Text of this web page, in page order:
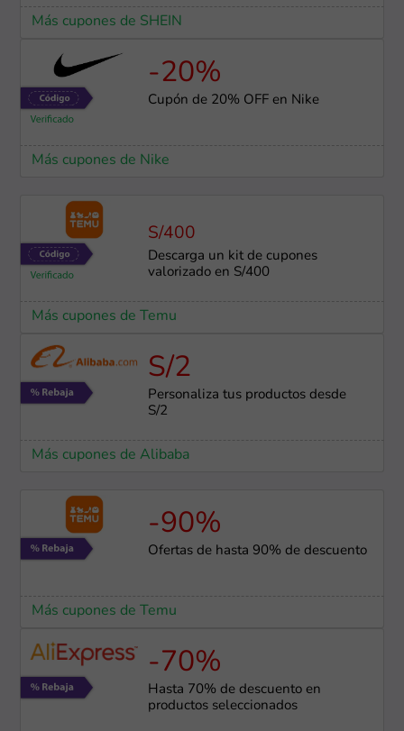
Más cupones de SHEIN
-20%
Cupón de 20% OFF en Nike
Más cupones de Nike
S/400
Descarga un kit de cupones
valorizado en S/400
Más cupones de Temu
S/2
Personaliza tus productos desde
S/2
Más cupones de Alibaba
-90%
Ofertas de hasta 90% de descuento
Más cupones de Temu
-70%
Hasta 70% de descuento en
productos seleccionados